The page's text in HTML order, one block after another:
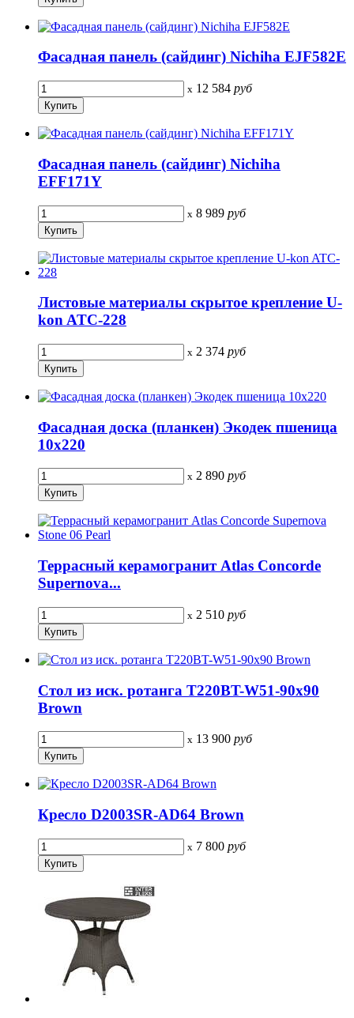
Фасадная панель (сайдинг) Nichiha EJF582E
x 12 584 руб
Фасадная панель (сайдинг) Nichiha
EFF171Y
x 8 989 руб
Листовые материалы скрытое крепление U-
kon ATC-228
x 2 374 руб
Фасадная доска (планкен) Экодек пшеница
10х220
x 2 890 руб
Террасный керамогранит Atlas Concorde
Supernova...
x 2 510 руб
Стол из иск. ротанга T220BT-W51-90x90
Brown
x 13 900 руб
Кресло D2003SR-AD64 Brown
x 7 800 руб